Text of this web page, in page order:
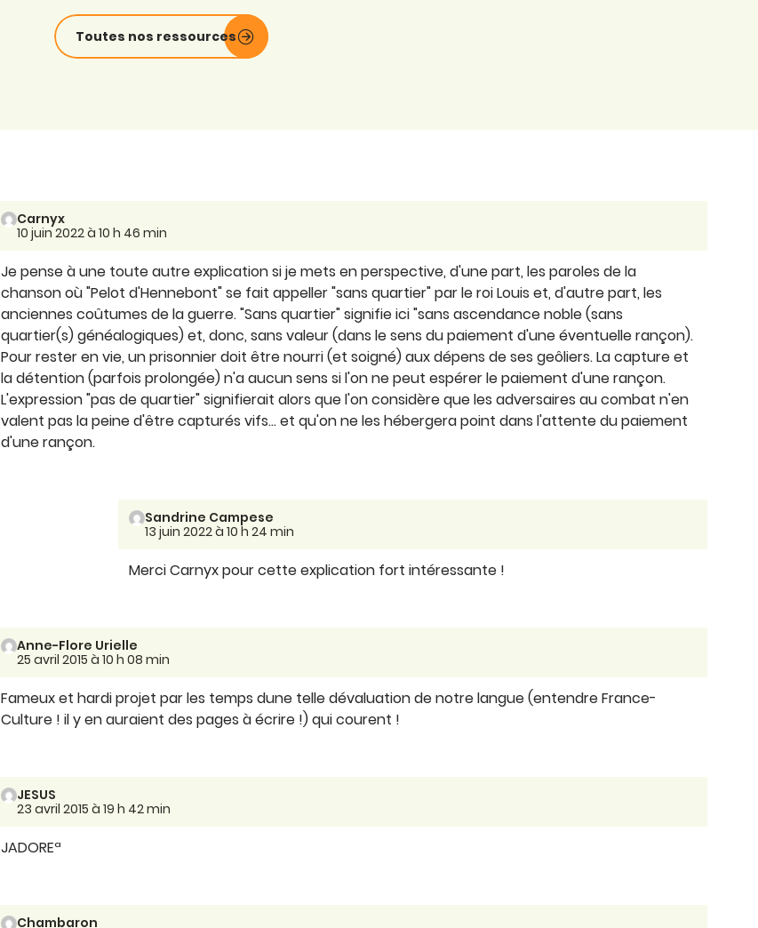
Toutes nos ressources
Carnyx
10 juin 2022 à 10 h 46 min
Je pense à une toute autre explication si je mets en perspective, d'une part, les paroles de la
chanson où "Pelot d'Hennebont" se fait appeller "sans quartier" par le roi Louis et, d'autre part, les
anciennes coûtumes de la guerre. "Sans quartier" signifie ici "sans ascendance noble (sans
quartier(s) généalogiques) et, donc, sans valeur (dans le sens du paiement d'une éventuelle rançon).
Pour rester en vie, un prisonnier doit être nourri (et soigné) aux dépens de ses geôliers. La capture et
la détention (parfois prolongée) n'a aucun sens si l'on ne peut espérer le paiement d'une rançon.
L'expression "pas de quartier" signifierait alors que l'on considère que les adversaires au combat n'en
valent pas la peine d'être capturés vifs... et qu'on ne les hébergera point dans l'attente du paiement
d'une rançon.
Sandrine Campese
13 juin 2022 à 10 h 24 min
Merci Carnyx pour cette explication fort intéressante !
Anne-Flore Urielle
25 avril 2015 à 10 h 08 min
Fameux et hardi projet par les temps dune telle dévaluation de notre langue (entendre France-
Culture ! il y en auraient des pages à écrire !) qui courent !
JESUS
23 avril 2015 à 19 h 42 min
JADOREª
Chambaron